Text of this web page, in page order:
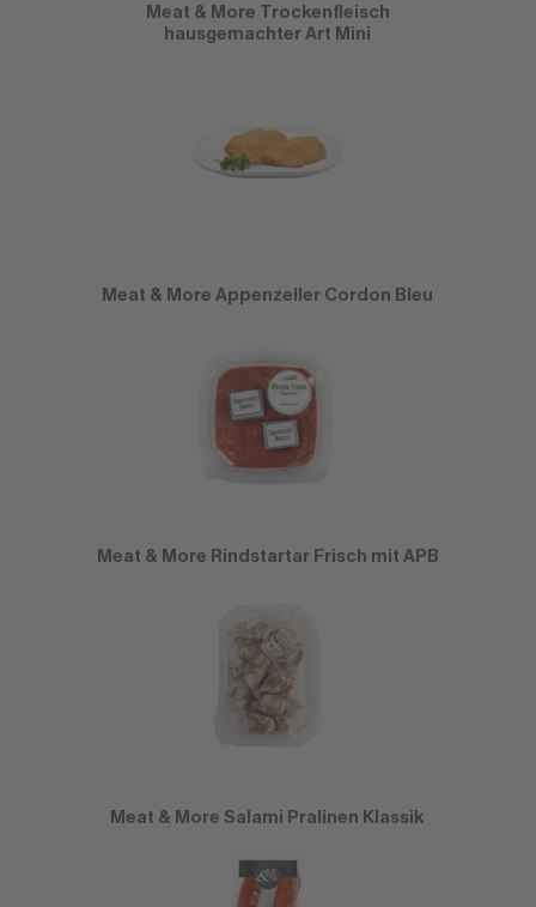
Meat & More Trockenfleisch
hausgemachter Art Mini
Meat & More Appenzeller Cordon Bleu
Meat & More Rindstartar Frisch mit APB
Meat & More Salami Pralinen Klassik